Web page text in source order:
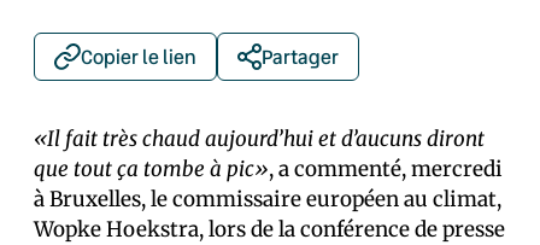
Copier le lien Partager
«Il fait très chaud aujourd’hui et d’aucuns diront
que tout ça tombe à pic», a commenté, mercredi
à Bruxelles, le commissaire européen au climat,
Wopke Hoekstra, lors de la conférence de presse